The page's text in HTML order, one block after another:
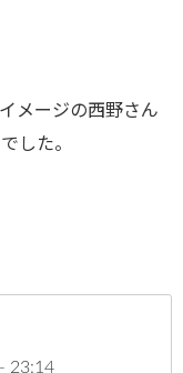
メージの西野さん
した。
23:14